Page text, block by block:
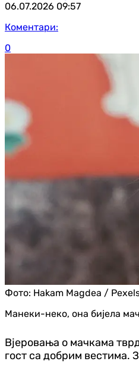
06.07.2026 09:57
Коментари:
0
Фото: Hakam Magdea /
Манеки-неко, она бијела
Вјеровања о мачкама
гост са добрим вестима.